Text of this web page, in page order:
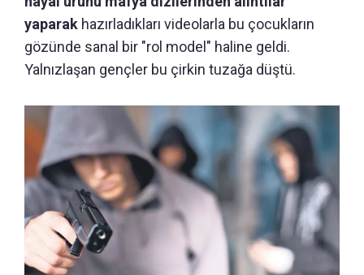
yaparak hazırladıkları videolarla bu çocukların
gözünde sanal bir "rol model" haline geldi.
Yalnızlaşan gençler bu çirkin tuzağa düştü.